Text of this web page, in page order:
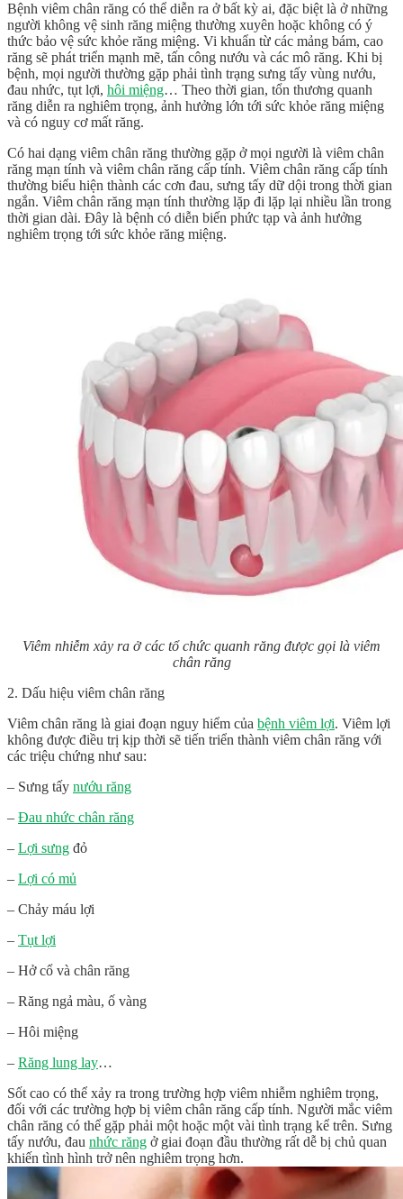
Bệnh viêm chân răng có thể diễn ra ở bất kỳ ai, đặc biệt là ở những
người không vệ sinh răng miệng thường xuyên hoặc không có ý
thức bảo vệ sức khỏe răng miệng. Vi khuẩn từ các mảng bám, cao
răng sẽ phát triển mạnh mẽ, tấn công nướu và các mô răng. Khi bị
bệnh, mọi người thường gặp phải tình trạng sưng tấy vùng nướu,
đau nhức, tụt lợi, hôi miệng… Theo thời gian, tổn thương quanh
răng diễn ra nghiêm trọng, ảnh hưởng lớn tới sức khỏe răng miệng
và có nguy cơ mất răng.
Có hai dạng viêm chân răng thường gặp ở mọi người là viêm chân
răng mạn tính và viêm chân răng cấp tính. Viêm chân răng cấp tính
thường biểu hiện thành các cơn đau, sưng tấy dữ dội trong thời gian
ngắn. Viêm chân răng mạn tính thường lặp đi lặp lại nhiều lần trong
thời gian dài. Đây là bệnh có diễn biến phức tạp và ảnh hưởng
nghiêm trọng tới sức khỏe răng miệng.
Viêm nhiễm xảy ra ở các tổ chức quanh răng được gọi là viêm
chân răng
2. Dấu hiệu viêm chân răng
Viêm chân răng là giai đoạn nguy hiểm của bệnh viêm lợi. Viêm lợi
không được điều trị kịp thời sẽ tiến triển thành viêm chân răng với
các triệu chứng như sau:
– Sưng tấy nướu răng
– Đau nhức chân răng
– Lợi sưng đỏ
– Lợi có mủ
– Chảy máu lợi
– Tụt lợi
– Hở cổ và chân răng
– Răng ngả màu, ố vàng
– Hôi miệng
– Răng lung lay…
Sốt cao có thể xảy ra trong trường hợp viêm nhiễm nghiêm trọng,
đối với các trường hợp bị viêm chân răng cấp tính. Người mắc viêm
chân răng có thể gặp phải một hoặc một vài tình trạng kể trên. Sưng
tấy nướu, đau nhức răng ở giai đoạn đầu thường rất dễ bị chủ quan
khiến tình hình trở nên nghiêm trọng hơn.